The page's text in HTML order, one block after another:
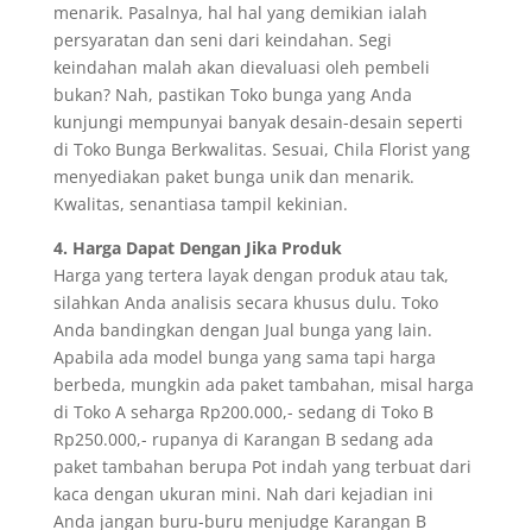
menarik. Pasalnya, hal hal yang demikian ialah
persyaratan dan seni dari keindahan. Segi
keindahan malah akan dievaluasi oleh pembeli
bukan? Nah, pastikan Toko bunga yang Anda
kunjungi mempunyai banyak desain-desain seperti
di Toko Bunga Berkwalitas. Sesuai, Chila Florist yang
menyediakan paket bunga unik dan menarik.
Kwalitas, senantiasa tampil kekinian.
4. Harga Dapat Dengan Jika Produk
Harga yang tertera layak dengan produk atau tak,
silahkan Anda analisis secara khusus dulu. Toko
Anda bandingkan dengan Jual bunga yang lain.
Apabila ada model bunga yang sama tapi harga
berbeda, mungkin ada paket tambahan, misal harga
di Toko A seharga Rp200.000,- sedang di Toko B
Rp250.000,- rupanya di Karangan B sedang ada
paket tambahan berupa Pot indah yang terbuat dari
kaca dengan ukuran mini. Nah dari kejadian ini
Anda jangan buru-buru menjudge Karangan B